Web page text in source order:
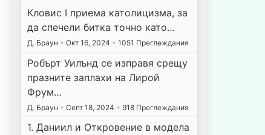
Кловис I приема католицизма, за
да спечели битка точно като…
Д. Браун • Окт 16, 2024 • 1051 Преглеждания
Робърт Уилънд се изправя срещу
празните заплахи на Лирой
Фрум…
Д. Браун • Септ 18, 2024 • 918 Преглеждания
1. Даниил и Откровение в модела